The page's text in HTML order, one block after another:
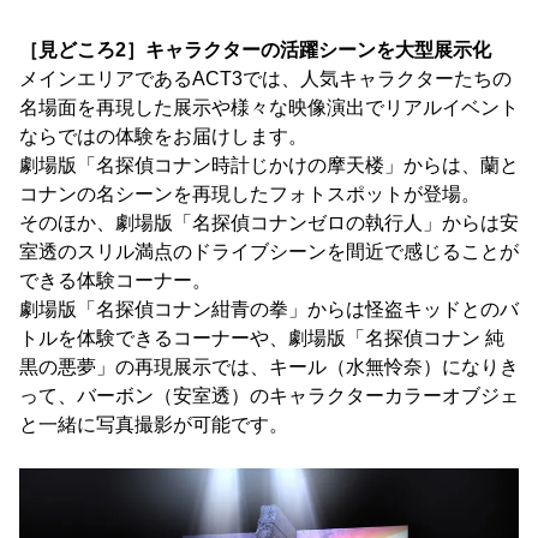
［見どころ2］キャラクターの活躍シーンを大型展示化
メインエリアであるACT3では、人気キャラクターたちの
名場面を再現した展示や様々な映像演出でリアルイベント
ならではの体験をお届けします。
劇場版「名探偵コナン時計じかけの摩天楼」からは、蘭と
コナンの名シーンを再現したフォトスポットが登場。
そのほか、劇場版「名探偵コナンゼロの執行人」からは安
室透のスリル満点のドライブシーンを間近で感じることが
できる体験コーナー。
劇場版「名探偵コナン紺青の拳」からは怪盗キッドとのバ
トルを体験できるコーナーや、劇場版「名探偵コナン 純
黒の悪夢」の再現展示では、キール（水無怜奈）になりき
って、バーボン（安室透）のキャラクターカラーオブジェ
と一緒に写真撮影が可能です。